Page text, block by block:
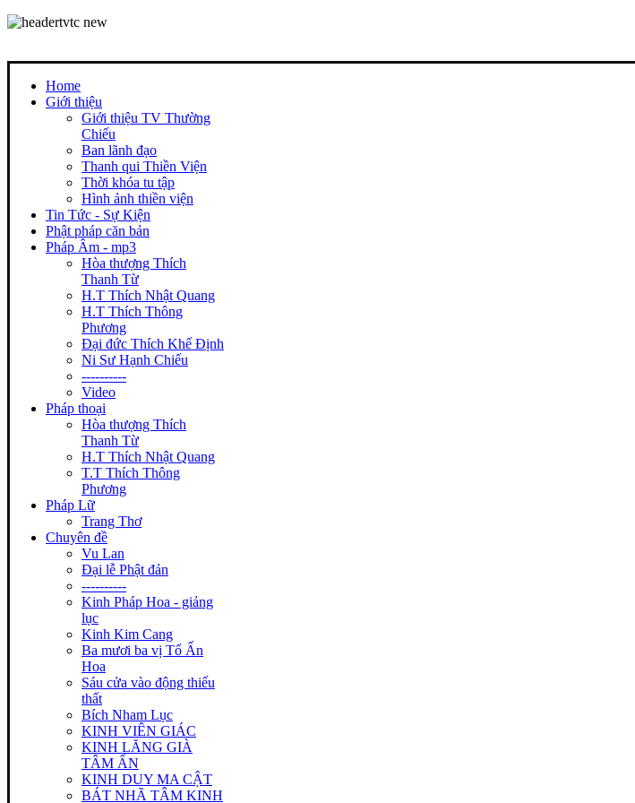
Home
Giới thiệu
Giới thiệu TV Thường
Chiếu
Ban lãnh đạo
Thanh qui Thiền Viện
Thời khóa tu tập
Hình ảnh thiền viện
Tin Tức - Sự Kiện
Phật pháp căn bản
Pháp Âm - mp3
Hòa thượng Thích
Thanh Từ
H.T Thích Nhật Quang
H.T Thích Thông
Phương
Đại đức Thích Khế Định
Ni Sư Hạnh Chiếu
----------
Video
Pháp thoại
Hòa thượng Thích
Thanh Từ
H.T Thích Nhật Quang
T.T Thích Thông
Phương
Pháp Lữ
Trang Thơ
Chuyên đề
Vu Lan
Đại lễ Phật đản
----------
Kinh Pháp Hoa - giảng
lục
Kinh Kim Cang
Ba mươi ba vị Tổ Ấn
Hoa
Sáu cửa vào động thiếu
thất
Bích Nham Lục
KINH VIÊN GIÁC
KINH LĂNG GIÀ
TÂM ẤN
KINH DUY MA CẬT
BÁT NHÃ TÂM KINH